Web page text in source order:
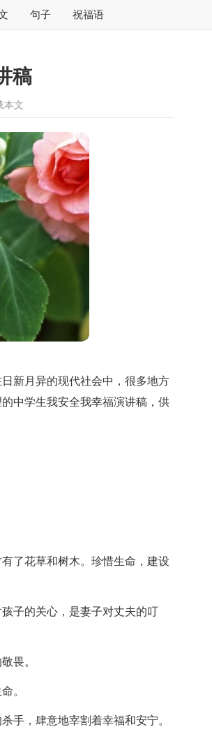
句子 祝福语
稿
本文
新月异的现代社会中，很多地方
中学生我安全我幸福演讲稿，供
了花草和树木。珍惜生命，建设
子的关心，是妻子对丈夫的叮
畏。
。
手，肆意地宰割着幸福和安宁。